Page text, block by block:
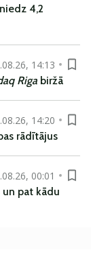
4,2
14:13
Riga biržā
14:20
rādītājus
00:01
un pat kādu